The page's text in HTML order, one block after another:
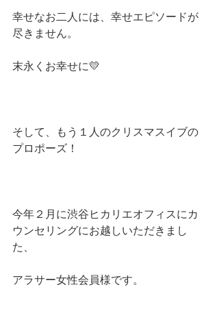
幸せなお二人には、幸せエピソードが
尽きません。
末永くお幸せに💛
そして、もう１人のクリスマスイブの
プロポーズ！
今年２月に渋谷ヒカリエオフィスにカ
ウンセリングにお越しいただきまし
た、
アラサー女性会員様です。